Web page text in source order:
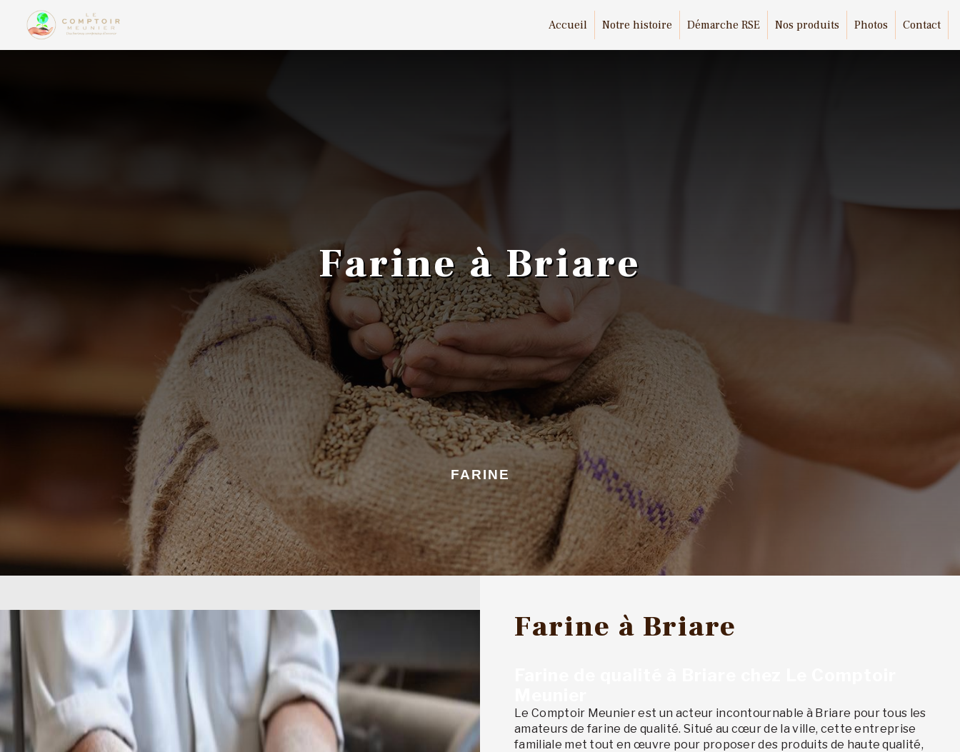
Accueil Notre histoire Démarche RSE Nos produits Photos Contact
Farine à Briare
FARINE
Farine à Briare
Le Comptoir Meunier est un acteur incontournable à Briare pour tous les
amateurs de farine de qualité. Situé au cœur de la ville, cette entreprise
familiale met tout en œuvre pour proposer des produits de haute qualité,
Panneau de gestion des cookies